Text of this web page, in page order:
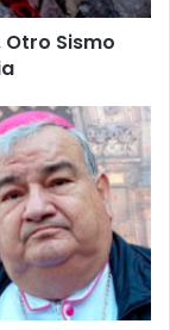
Otro Sismo